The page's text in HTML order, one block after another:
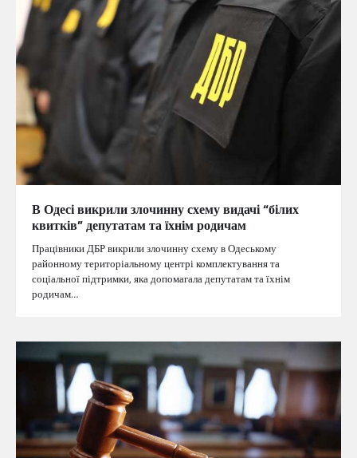
В Одесі викрили злочинну схему видачі “білих
квитків” депутатам та їхнім родичам
Працівники ДБР викрили злочинну схему в Одеському
районному територіальному центрі комплектування та
соціальної підтримки, яка допомагала депутатам та їхнім
родичам…